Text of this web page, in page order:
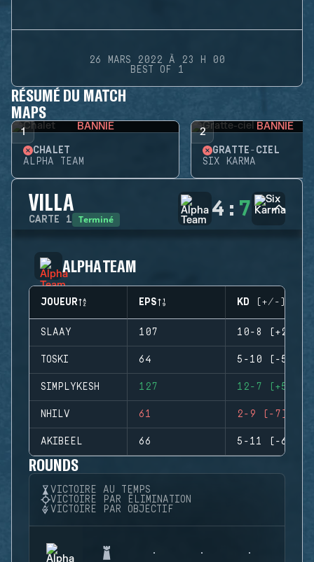
26 MARS 2022 À 23 H 00
BEST OF 1
RÉSUMÉ DU MATCH
MAPS
1 BANNIE
CHALET
ALPHA TEAM
2 BANNIE
GRATTE-CIEL
SIX KARMA
VILLA
CARTE 1 Terminé 4 : 7
ALPHA TEAM
JOUEUR EPS KD (+/-)
SLAAY 107 10-8 (+2)
TOSKI 64 5-10 (-5)
SIMPLYKESH 127 12-7 (+5)
NHILV 61 2-9 (-7)
AKIBEEL 66 5-11 (-6)
ROUNDS
VICTOIRE AU TEMPS
VICTOIRE PAR ÉLIMINATION
VICTOIRE PAR OBJECTIF